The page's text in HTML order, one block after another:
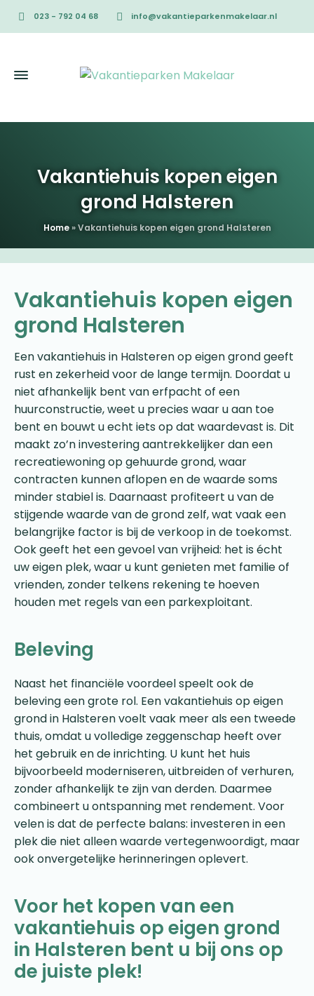
023 - 792 04 68 info@vakantieparkenmakelaar.nl
Vakantiehuis kopen eigen
grond Halsteren
Home»Vakantiehuis kopen eigen grond Halsteren
Vakantiehuis kopen eigen
grond Halsteren
Een vakantiehuis in Halsteren op eigen grond geeft
rust en zekerheid voor de lange termijn. Doordat u
niet afhankelijk bent van erfpacht of een
huurconstructie, weet u precies waar u aan toe
bent en bouwt u echt iets op dat waardevast is. Dit
maakt zo’n investering aantrekkelijker dan een
recreatiewoning op gehuurde grond, waar
contracten kunnen aflopen en de waarde soms
minder stabiel is. Daarnaast profiteert u van de
stijgende waarde van de grond zelf, wat vaak een
belangrijke factor is bij de verkoop in de toekomst.
Ook geeft het een gevoel van vrijheid: het is écht
uw eigen plek, waar u kunt genieten met familie of
vrienden, zonder telkens rekening te hoeven
houden met regels van een parkexploitant.
Beleving
Naast het financiële voordeel speelt ook de
beleving een grote rol. Een vakantiehuis op eigen
grond in Halsteren voelt vaak meer als een tweede
thuis, omdat u volledige zeggenschap heeft over
het gebruik en de inrichting. U kunt het huis
bijvoorbeeld moderniseren, uitbreiden of verhuren,
zonder afhankelijk te zijn van derden. Daarmee
combineert u ontspanning met rendement. Voor
velen is dat de perfecte balans: investeren in een
plek die niet alleen waarde vertegenwoordigt, maar
ook onvergetelijke herinneringen oplevert.
Voor het kopen van een
vakantiehuis op eigen grond
in Halsteren bent u bij ons op
de juiste plek!